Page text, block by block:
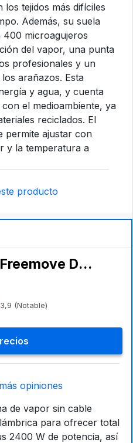
los tejidos más difíciles
Además, su suela
microagujeros
del vapor, una punta
profesionales y un
arañazos. Esta
y agua, y cuenta
el medioambiente, ya
reciclados. El
permite ajustar con
y la temperatura a
producto
Rowenta Freemove DE5010
3,9 (Notable)
opiniones
de vapor sin cable
para ofrecer total
2400 W de potencia, así